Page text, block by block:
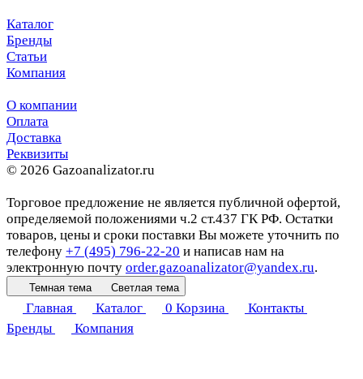
Каталог
Бренды
Статьи
Компания
О компании
Оплата
Доставка
Реквизиты
© 2026 Gazoanalizator.ru
Торговое предложение не является публичной офертой,
определяемой положениями ч.2 ст.437 ГК РФ. Остатки
товаров, цены и сроки поставки Вы можете уточнить по
телефону +7 (495) 796-22-20 и написав нам на
электронную почту order.gazoanalizator@yandex.ru.
Темная тема Светлая тема
Главная Каталог 0 Корзина
Контакты
Бренды
Компания